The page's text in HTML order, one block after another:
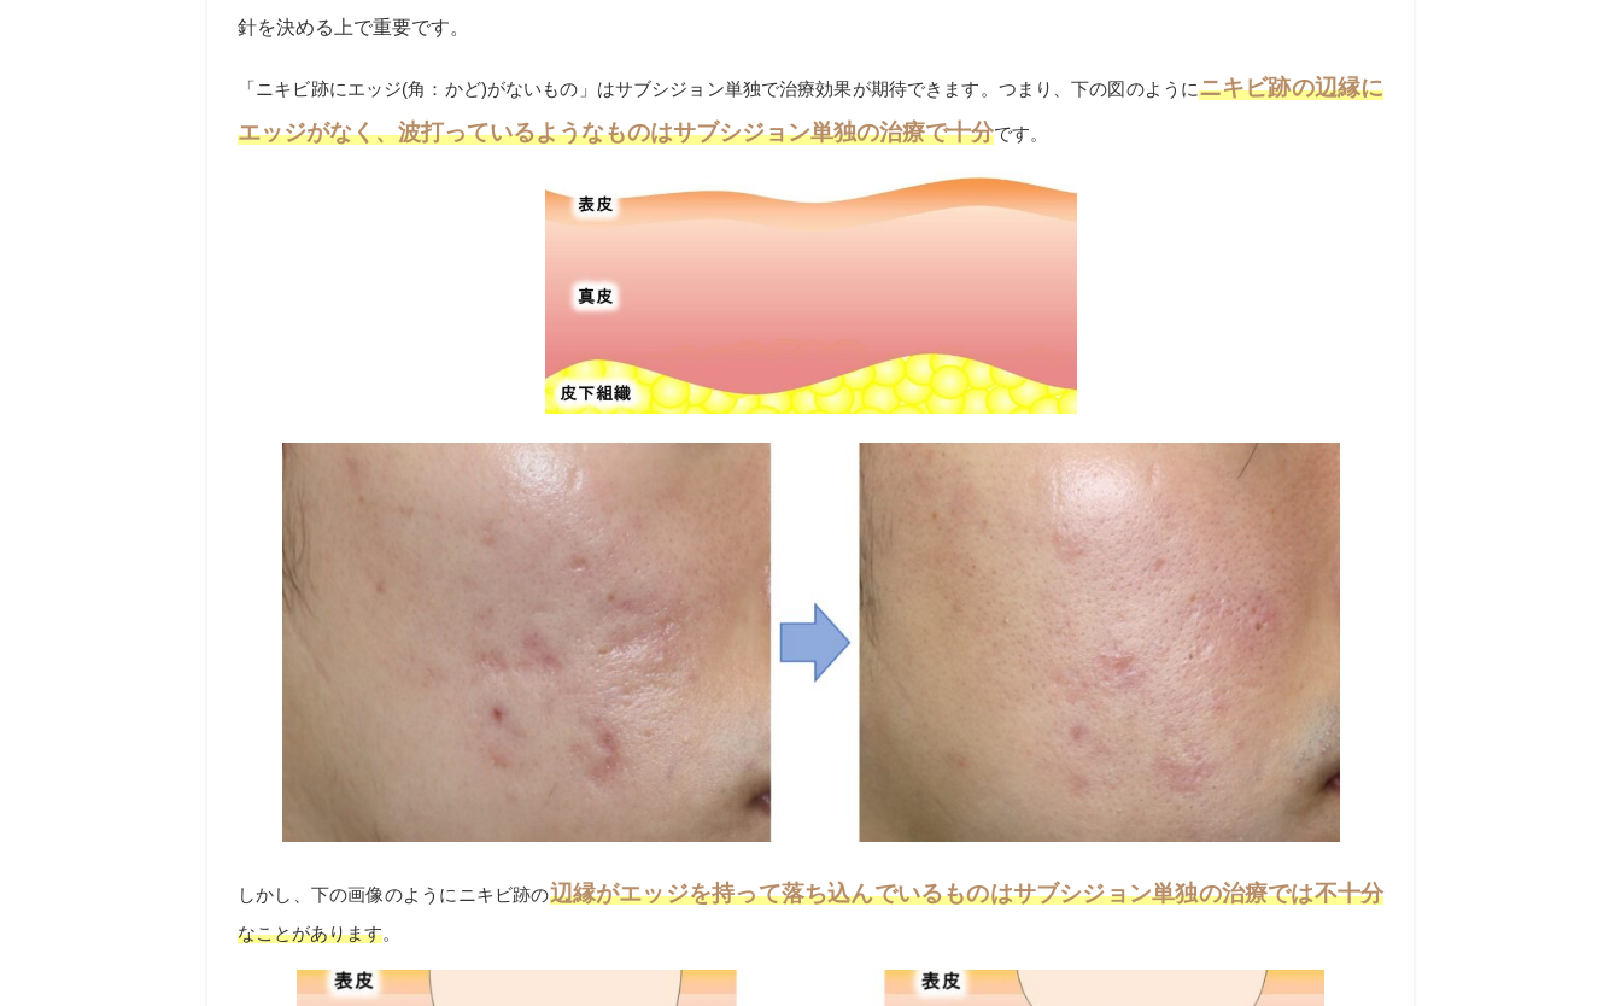
針を決める上で重要です。
「ニキビ跡にエッジ(角：かど)がないもの」はサブシジョン単独で治療効果が期待できます。つまり、下の図のようにニキビ跡の辺縁に
エッジがなく、波打っているようなものはサブシジョン単独の治療で十分です。
しかし、下の画像のようにニキビ跡の辺縁がエッジを持って落ち込んでいるものはサブシジョン単独の治療では不十分
なことがあります。